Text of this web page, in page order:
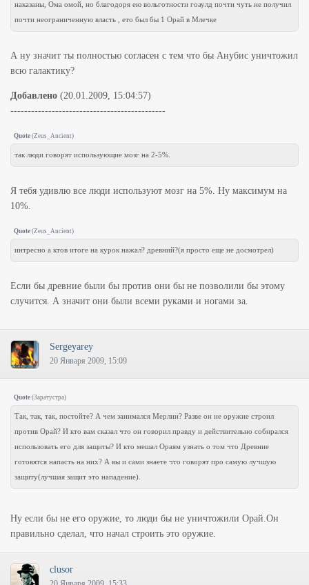
наказаны, Ома омой, но благодоря ею вольготности гоаулд почти чуть не получил
почти неограниченную власть , ето был бы 1 Орай в Млечке
А ну значит ты полностью согласен с тем что бы Анубис уничтожил
всю галактику?
Добавлено (20.01.2009, 15:04:57)
---------------------------------------------
Quote (Zeus_Ancient)
так люди говорят использующие мозг на 2-5%.
Я тебя удивлю все люди используют мозг на 5%. Ну максимум на
10%.
Quote (Zeus_Ancient)
интресно а ктов итоге на курок нажал? древний?(я просто еще не досмотрел)
Если бы древние были бы против они бы не позволили бы этому
случится. А значит они были всеми руками и ногами за.
Sergeyarey
20 Января 2009, 15:09
Quote (Заратустра)
Так, так, так, постойте? А чем занимался Мерлин? Разве он не оружие строил
против Орай? И кто вам сказал что он говорил правду и действительно собирался
использовать его для защиты? И кто мешал Ораям узнать о том что Древние
готовятся напасть на них? А вы и сами знаете что говорят про самую лучшую
защиту(лучшая защит это нападение).
Ну если бы не его оружие, то люди бы не уничтожили Орай.Он
правильно сделал, что начал строить это оружие.
clusor